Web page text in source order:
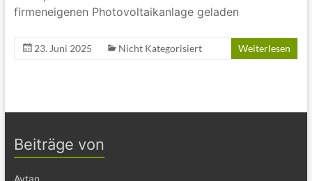
firmeneigenen Photovoltaikanlage geladen
23. Juni 2025 Nicht Kategorisiert Weiterlesen
Beiträge von